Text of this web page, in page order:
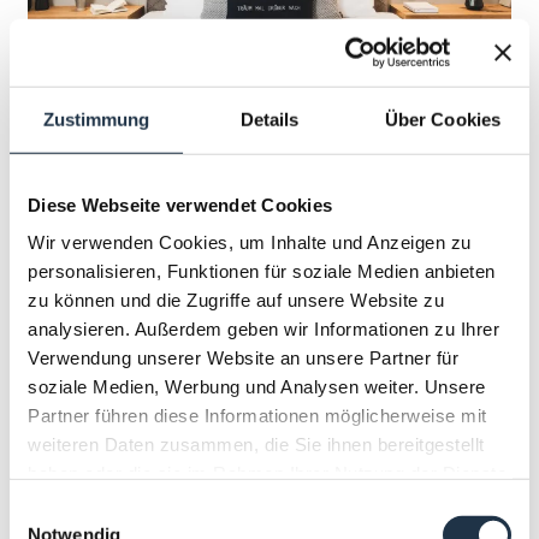
Zustimmung Details Über Cookies
Diese Webseite verwendet Cookies
Wir verwenden Cookies, um Inhalte und Anzeigen zu
personalisieren, Funktionen für soziale Medien anbieten
zu können und die Zugriffe auf unsere Website zu
analysieren. Außerdem geben wir Informationen zu Ihrer
Verwendung unserer Website an unsere Partner für
soziale Medien, Werbung und Analysen weiter. Unsere
Partner führen diese Informationen möglicherweise mit
weiteren Daten zusammen, die Sie ihnen bereitgestellt
Notwendig
ALPINES DOPPELZIMMER
Max.: 2 Personen 28m 2
Aussicht auf eine Berglandschaft
Balkon/Terrasse
Dusche
Fernseher
Haarföhn